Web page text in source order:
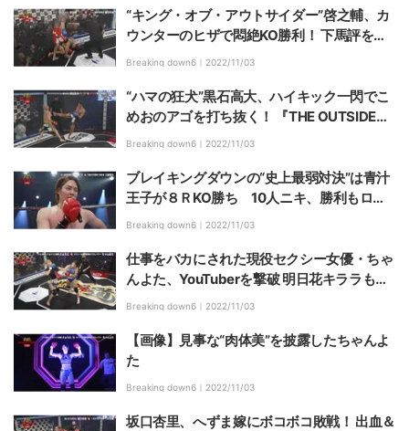
“キング・オブ・アウトサイダー”啓之輔、カ
ウンターのヒザで悶絶KO勝利！ 下馬評を覆
し飯田将成を撃破で「THE OUTSIDER最
Breaking down6｜ 2022/11/03
“ハマの狂犬”黒石高大、ハイキック一閃でこ
めおのアゴを打ち抜く！ 『THE OUTSIDE
R』以来7年ぶりリングで勇姿【BreakingDo
Breaking down6｜ 2022/11/03
ブレイキングダウンの“史上最弱対決”は青汁
王子が８ＲKO勝ち 10人ニキ、勝利もロー
ルス・ロイスも逃す【BreakingDown6】
Breaking down6｜ 2022/11/03
仕事をバカにされた現役セクシー女優・ちゃ
んよた、YouTuberを撃破 明日花キララも思
わず興奮「スカッとしました」【BreakingD
Breaking down6｜ 2022/11/03
【画像】見事な“肉体美”を披露したちゃんよ
た
Breaking down6｜ 2022/11/03
坂口杏里、へずま嫁にボコボコ敗戦！ 出血＆